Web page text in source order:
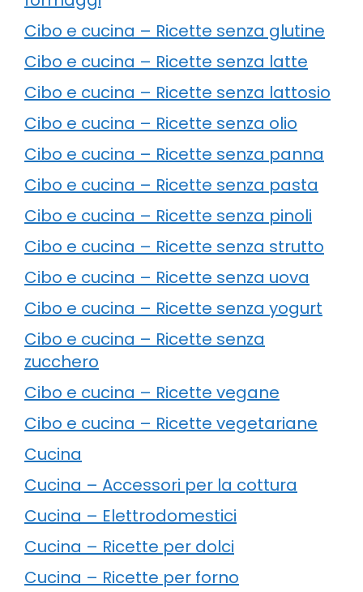
Cibo e cucina – Ricette senza glutine
Cibo e cucina – Ricette senza latte
Cibo e cucina – Ricette senza lattosio
Cibo e cucina – Ricette senza olio
Cibo e cucina – Ricette senza panna
Cibo e cucina – Ricette senza pasta
Cibo e cucina – Ricette senza pinoli
Cibo e cucina – Ricette senza strutto
Cibo e cucina – Ricette senza uova
Cibo e cucina – Ricette senza yogurt
Cibo e cucina – Ricette senza
zucchero
Cibo e cucina – Ricette vegane
Cibo e cucina – Ricette vegetariane
Cucina
Cucina – Accessori per la cottura
Cucina – Elettrodomestici
Cucina – Ricette per dolci
Cucina – Ricette per forno